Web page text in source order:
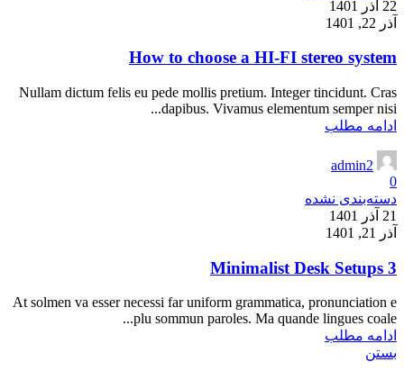
22 آذر 1401
آذر 22, 1401
How to choose a HI-FI stereo system
Nullam dictum felis eu pede mollis pretium. Integer tincidunt. Cras
dapibus. Vivamus elementum semper nisi...
ادامه مطلب
admin2
0
دسته‌بندی نشده
21 آذر 1401
آذر 21, 1401
3 Minimalist Desk Setups
At solmen va esser necessi far uniform grammatica, pronunciation e
plu sommun paroles. Ma quande lingues coale...
ادامه مطلب
بستن